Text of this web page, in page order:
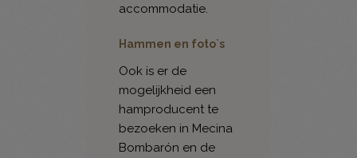
accommodatie.
Hammen en foto`s
Ook is er de
mogelijkheid een
hamproducent te
bezoeken in Mecina
Bombarón en de